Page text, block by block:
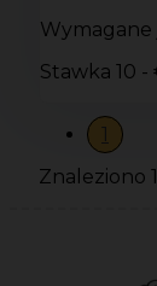
Wymagane
Stawka 10 -
1
Znaleziono